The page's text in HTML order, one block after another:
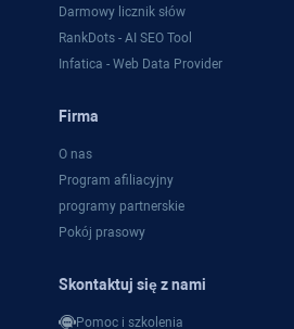
Darmowy licznik słów
RankDots - AI SEO Tool
Infatica - Web Data Provider
Firma
O nas
Program afiliacyjny
programy partnerskie
Pokój prasowy
Skontaktuj się z nami
Pomoc i szkolenia